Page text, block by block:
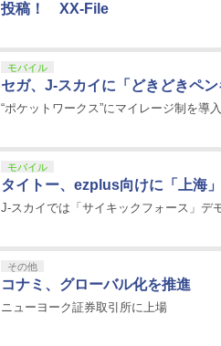
投稿！ XX-File
モバイル
セガ、J-スカイに「どきどきペ
“ポケットワークス”にマイレージ制を導入
モバイル
タイトー、ezplus向けに「上海
J-スカイでは「サイキックフォース」デ
その他
コナミ、グローバル化を推進
ニューヨーク証券取引所に上場